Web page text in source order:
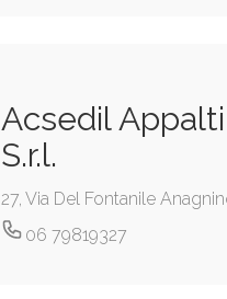
Acsedil
S.r.l.
27, Via Del Fontanile
06 79819327